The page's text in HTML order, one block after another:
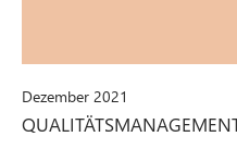
Dezember 2021